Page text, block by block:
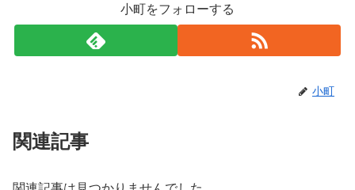
小町をフォローする
小町
関連記事